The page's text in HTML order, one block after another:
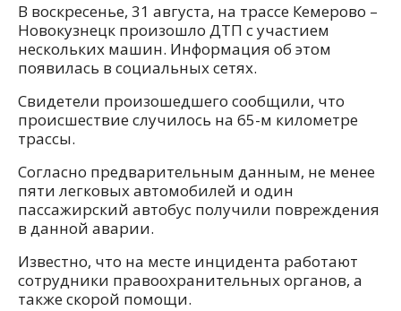
В воскресенье, 31 августа, на трассе Кемерово –
Новокузнецк произошло ДТП с участием
нескольких машин. Информация об этом
появилась в социальных сетях.
Свидетели произошедшего сообщили, что
происшествие случилось на 65-м километре
трассы.
Согласно предварительным данным, не менее
пяти легковых автомобилей и один
пассажирский автобус получили повреждения
в данной аварии.
Известно, что на месте инцидента работают
сотрудники правоохранительных органов, а
также скорой помощи.